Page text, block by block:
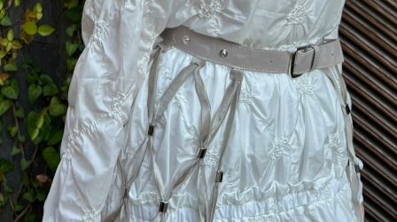
#SALE #SAN SAN GEAR
#POOLDE
#Andersson Bell
#Perks And Mini
#PRANK PROJECT
Category商品カテゴリ
SALE / セール
LADIES
MENS
New Arrival